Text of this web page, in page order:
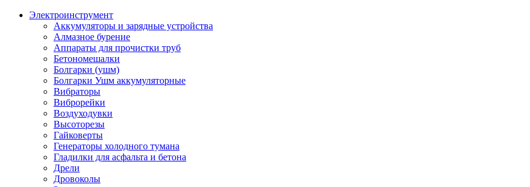
Электроинструмент
Аккумуляторы и зарядные устройства
Алмазное бурение
Аппараты для прочистки труб
Бетономешалки
Болгарки (ушм)
Болгарки Ушм аккумуляторные
Вибраторы
Виброрейки
Воздуходувки
Высоторезы
Гайковерты
Генераторы холодного тумана
Гладилки для асфальта и бетона
Дрели
Дровоколы